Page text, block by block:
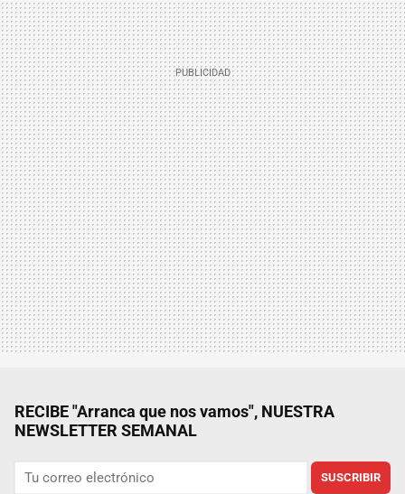
RECIBE "Arranca que nos vamos", NUESTRA
NEWSLETTER SEMANAL
SUSCRIBIR